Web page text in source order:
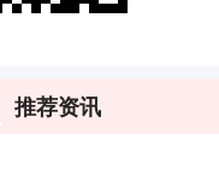
推荐资讯